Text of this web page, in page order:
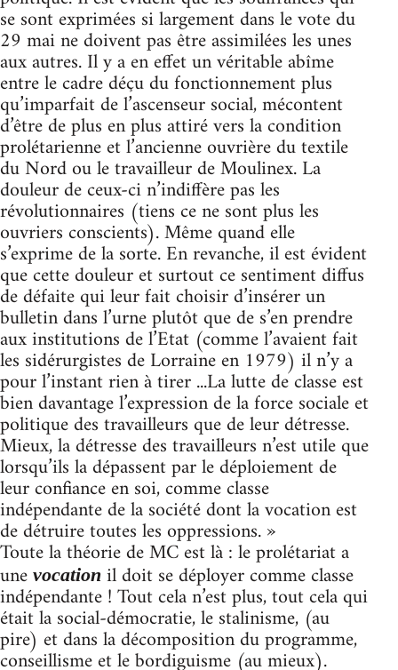
se sont exprimées si largement dans le vote du
29 mai ne doivent pas être assimilées les unes
aux autres. Il y a en effet un véritable abîme
entre le cadre déçu du fonctionnement plus
qu’imparfait de l’ascenseur social, mécontent
d’être de plus en plus attiré vers la condition
prolétarienne et l’ancienne ouvrière du textile
du Nord ou le travailleur de Moulinex. La
douleur de ceux-ci n’indiffère pas les
révolutionnaires (tiens ce ne sont plus les
ouvriers conscients). Même quand elle
s’exprime de la sorte. En revanche, il est évident
que cette douleur et surtout ce sentiment diffus
de défaite qui leur fait choisir d’insérer un
bulletin dans l’urne plutôt que de s’en prendre
aux institutions de l’Etat (comme l’avaient fait
les sidérurgistes de Lorraine en 1979) il n’y a
pour l’instant rien à tirer ...La lutte de classe est
bien davantage l’expression de la force sociale et
politique des travailleurs que de leur détresse.
Mieux, la détresse des travailleurs n’est utile que
lorsqu’ils la dépassent par le déploiement de
leur confiance en soi, comme classe
indépendante de la société dont la vocation est
de détruire toutes les oppressions. »
Toute la théorie de MC est là : le prolétariat a
une vocation il doit se déployer comme classe
indépendante ! Tout cela n’est plus, tout cela qui
était la social-démocratie, le stalinisme, (au
pire) et dans la décomposition du programme,
conseillisme et le bordiguisme (au mieux).